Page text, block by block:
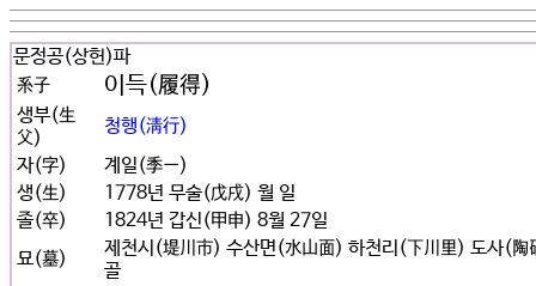
문정공(상헌)파
系子
이득(履得)
생부(生
父)
청행(淸行)
자(字)
계일(季一)
생(生)
1778년 무술(戊戌) 월 일
졸(卒)
1824년 갑신(甲申) 8월 27일
묘(墓)
제천시(堤川市) 수산면(水山面) 하천리(下川里) 도사(陶
골